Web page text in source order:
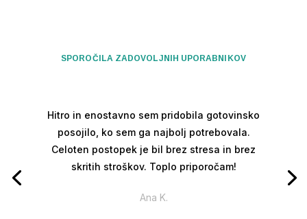
SPOROČILA ZADOVOLJNIH UPORABNIKOV
Hitro in enostavno sem pridobila gotovinsko
posojilo, ko sem ga najbolj potrebovala.
Celoten postopek je bil brez stresa in brez
skritih stroškov. Toplo priporočam!
Ana K.